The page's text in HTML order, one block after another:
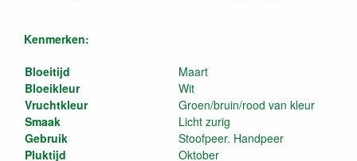
Kenmerken:
Bloeitijd
Maart
Bloeikleur
Wit
Vruchtkleur
Groen/bruin/rood van kleur
Smaak
Licht zurig
Gebruik
Stoofpeer. Handpeer
Pluktijd
Oktober